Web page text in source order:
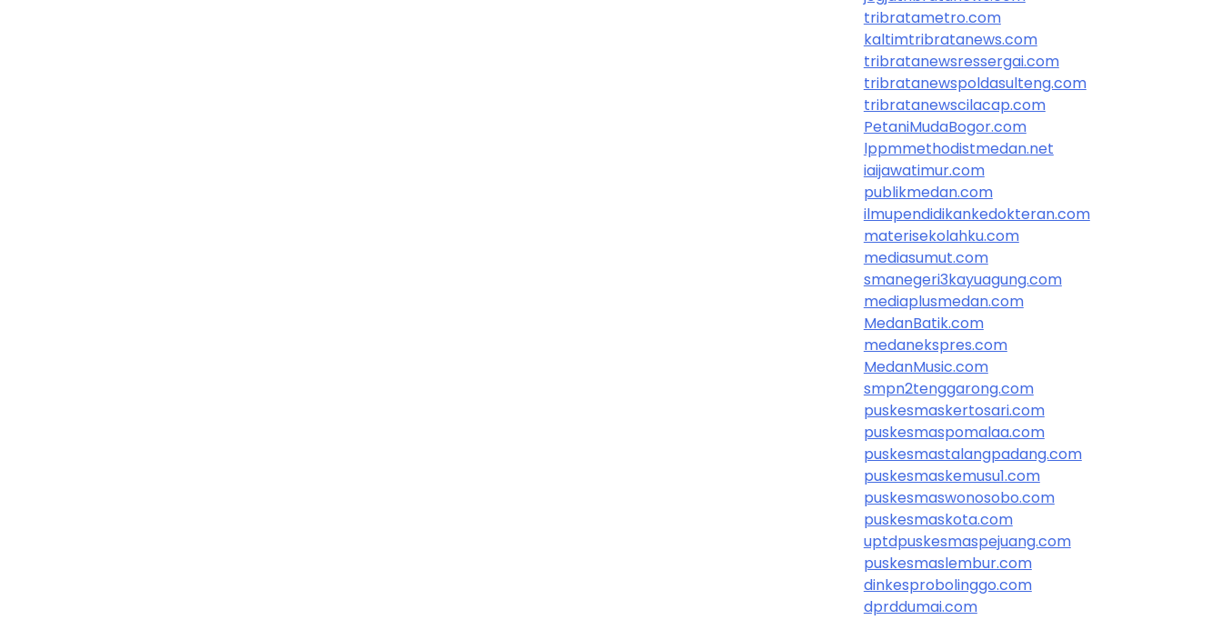
tribratametro.com
kaltimtribratanews.com
tribratanewsressergai.com
tribratanewspoldasulteng.com
tribratanewscilacap.com
PetaniMudaBogor.com
lppmmethodistmedan.net
iaijawatimur.com
publikmedan.com
ilmupendidikankedokteran.com
materisekolahku.com
mediasumut.com
smanegeri3kayuagung.com
mediaplusmedan.com
MedanBatik.com
medanekspres.com
MedanMusic.com
smpn2tenggarong.com
puskesmaskertosari.com
puskesmaspomalaa.com
puskesmastalangpadang.com
puskesmaskemusu1.com
puskesmaswonosobo.com
puskesmaskota.com
uptdpuskesmaspejuang.com
puskesmaslembur.com
dinkesprobolinggo.com
dprddumai.com